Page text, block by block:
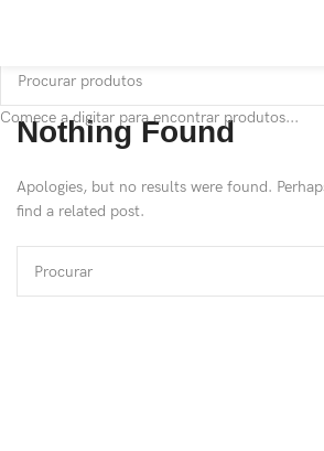
Nothing Found
Apologies, but no results were found.
find a related post.
Comece a digitar para encontrar produtos...